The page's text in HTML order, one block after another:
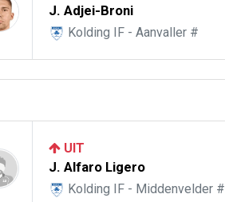
J. Adjei-Broni
Kolding IF - Aanvaller #
UIT
J. Alfaro Ligero
Kolding IF - Middenvelder #